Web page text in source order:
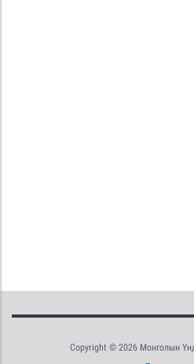
Copyright © 2026 Монголын